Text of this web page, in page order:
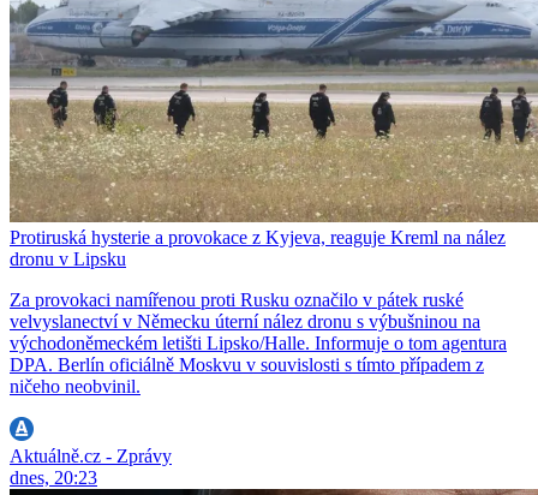
Protiruská hysterie a provokace z Kyjeva, reaguje Kreml na nález
dronu v Lipsku
Za provokaci namířenou proti Rusku označilo v pátek ruské
velvyslanectví v Německu úterní nález dronu s výbušninou na
východoněmeckém letišti Lipsko/Halle. Informuje o tom agentura
DPA. Berlín oficiálně Moskvu v souvislosti s tímto případem z
ničeho neobvinil.
Aktuálně.cz - Zprávy
dnes, 20:23